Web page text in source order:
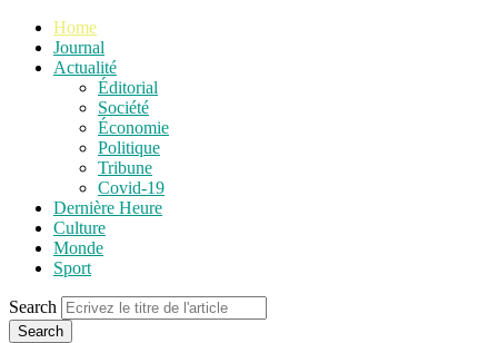
Home
Journal
Actualité
Éditorial
Société
Économie
Politique
Tribune
Covid-19
Dernière Heure
Culture
Monde
Sport
Search